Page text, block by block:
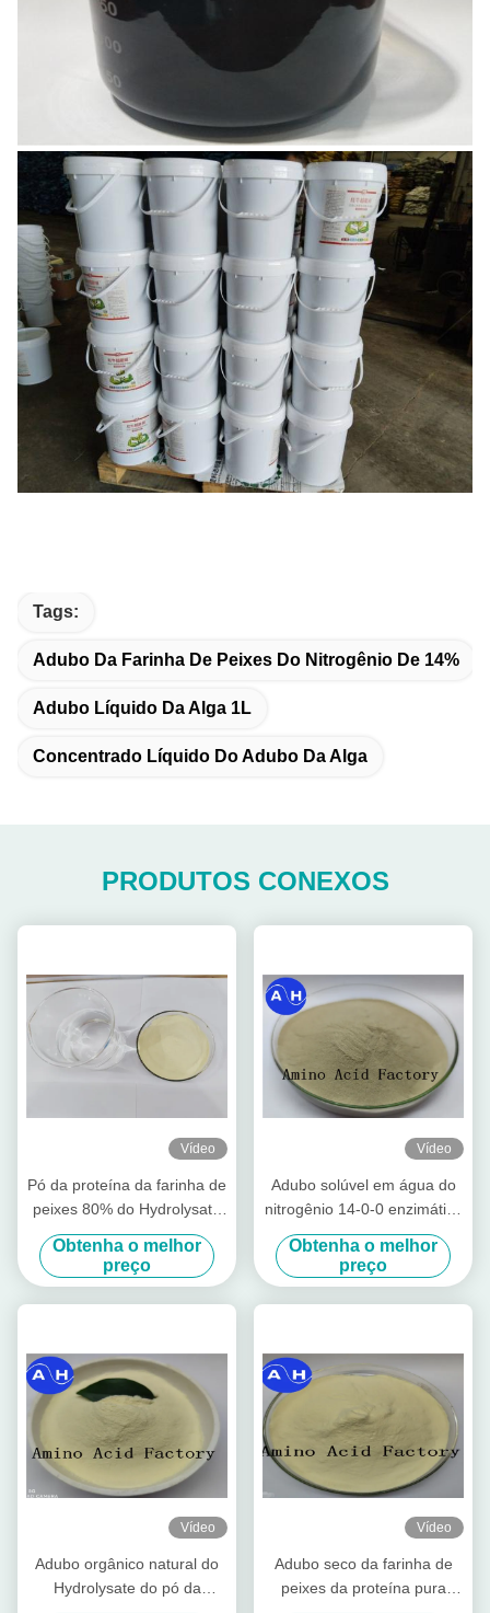
Tags:
Adubo Da Farinha De Peixes Do Nitrogênio De 14%
Adubo Líquido Da Alga 1L
Concentrado Líquido Do Adubo Da Alga
PRODUTOS CONEXOS
Vídeo
Pó da proteína da farinha de
peixes 80% do Hydrolysate
extraído do saco 50lb dos
peixes de bacalhau (15-1-1)
Obtenha o melhor
preço
Vídeo
Adubo solúvel em água do
nitrogênio 14-0-0 enzimático
animal do pó do ácido
aminado da proteína
Obtenha o melhor
preço
Vídeo
Adubo orgânico natural do
Hydrolysate do pó da
Vídeo
Adubo seco da farinha de
peixes da proteína pura